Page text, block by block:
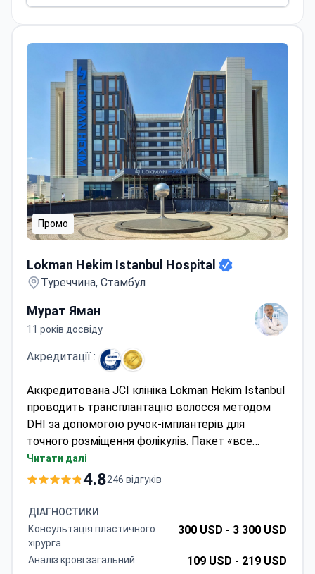
Промо
Lokman Hekim Istanbul Hospital
Туреччина, Стамбул
Мурат Яман
11 років досвіду
Акредитації :
Аккредитована JCI клініка Lokman Hekim Istanbul
проводить трансплантацію волосся методом
DHI за допомогою ручок-імплантерів для
точного розміщення фолікулів. Пакет «все
включено» може коштувати близько 1500 євро,
зазвичай охоплює операцію, аналізи, 1 сеанс
ночей та трансфер. Клініка має сертифікат DIN
EN ISO 9001 та забезпечує місцеву анестезію
для процедури, що триває 6–8 годин.
Читати далі
4.8246 відгуків
ДІАГНОСТИКИ
Консультація пластичного
хірурга
300 USD - 3 300 USD
Аналіз крові загальний 109 USD - 219 USD